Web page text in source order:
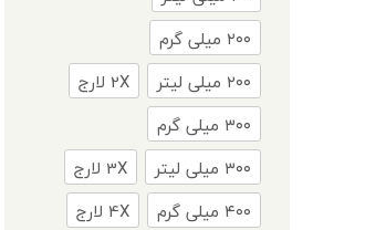
۲۰۰ میلی گرم
۲۰۰ میلی لیتر
2X لارج
۳۰۰ میلی گرم
۳۰۰ میلی لیتر
3X لارج
۴۰۰ میلی گرم
4X لارج